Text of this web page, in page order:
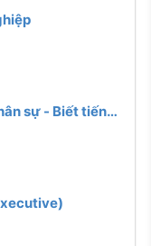
sự - Biết tiếng